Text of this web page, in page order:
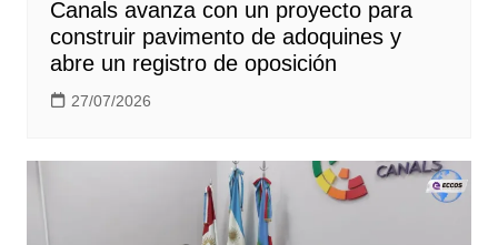
Canals avanza con un proyecto para
construir pavimento de adoquines y
abre un registro de oposición
27/07/2026